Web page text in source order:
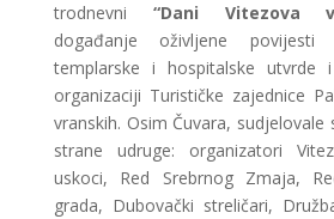
trodnevni “Dani Vitezova
događanje oživljene
templarske i hospitalske utvrde
organizaciji Turističke zajednice
vranskih. Osim Čuvara,
strane udruge: organizatori
uskoci, Red Srebrnog Zmaja,
grada, Dubovački streličari,